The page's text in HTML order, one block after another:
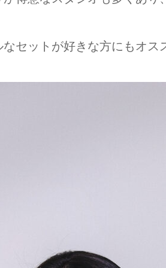
なセットが好きな方にもオス